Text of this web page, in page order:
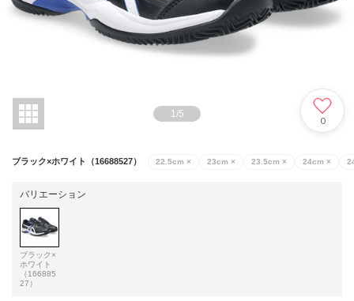
1 /5
0
ブラック×ホワイト（16688527） 22.5cm × 23cm × 23.5cm × 24cm ×
バリエーション
ブラック×
ホワイト
（166885
27）